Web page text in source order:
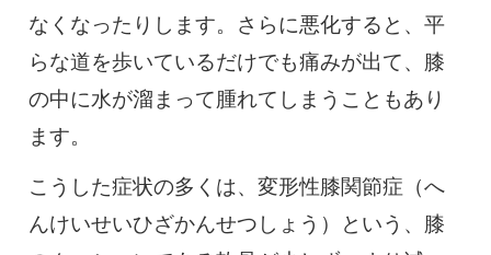
なくなったりします。さらに悪化すると、平
らな道を歩いているだけでも痛みが出て、膝
の中に水が溜まって腫れてしまうこともあり
ます。
こうした症状の多くは、変形性膝関節症（へ
んけいせいひざかんせつしょう）という、膝